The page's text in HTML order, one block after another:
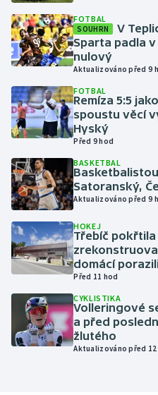
Házená
Jezdectví
Judo
Krasobruslení
Lyže a snowboard
Moderní pětiboj
Motorsport
Parasport
FOTBAL
SOUHRN
V
Sparta padla
nulový
Aktualizováno před 9
FOTBAL
Remíza 5:5
spoustu věcí
Hyský
Před 9 hod
BASKETBAL
Satoranský,
Aktualizováno před 9
HOKEJ
Třebíč
domácí
Před 11 hod
CYKLISTIKA
Volleringové
a před
žlutého
Aktualizováno před 12